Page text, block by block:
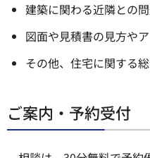
建築に関わる近隣との
図面や見積書の見方や
その他、住宅に関する
ご案内・予約受付